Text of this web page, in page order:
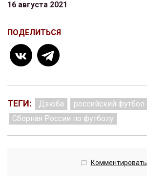
16 августа 2021
ПОДЕЛИТЬСЯ
ТЕГИ: Дзюба
российский футбол
Сборная России по футболу
Комментировать